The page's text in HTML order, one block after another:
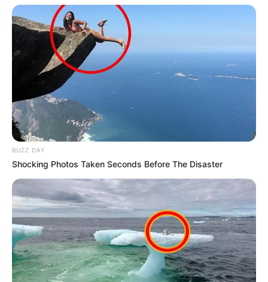
BUZZ DAY
Shocking Photos Taken Seconds Before The Disaster